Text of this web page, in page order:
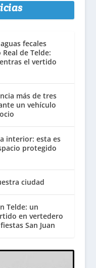
fecales
de Telde:
el vertido
más de tres
un vehículo
interior: esta es
protegido
ciudad
Telde: un
en vertedero
San Juan